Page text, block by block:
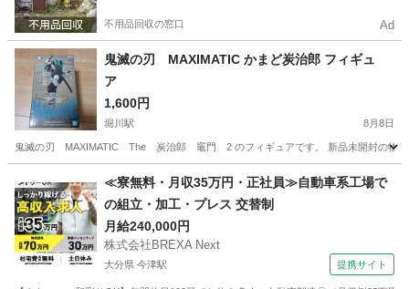
不用品回収の窓口 Ad
鬼滅の刃 MAXIMATIC かまど炭治郎 フィギュ
ア
1,600円
堀川駅 8月8日
鬼滅の刃 MAXIMATIC The 炭治郎 竈門 2 のフィギュアです。 新品未開封の物と
堀川駅 フィギュア 鬼滅の刃
≪寮無料・月収35万円・正社員≫自動車系工場で
の組立・加工・プレス 交替制
月給240,000円
株式会社BREXA Next
大分県 今津駅 提携サイト